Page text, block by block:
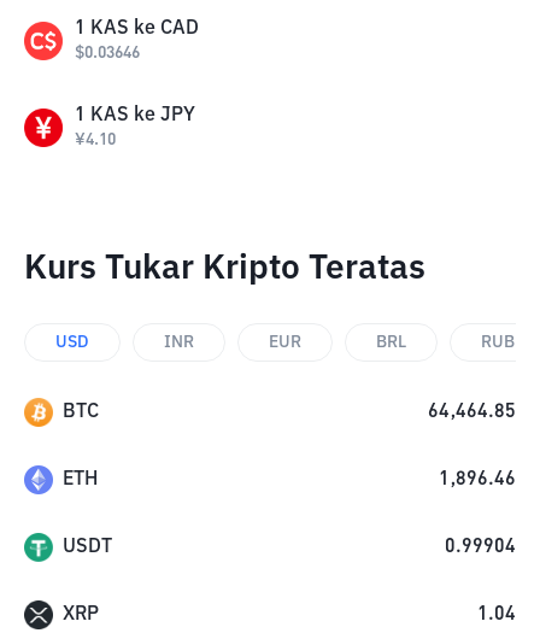
1 KAS ke CAD
$0.03646
1 KAS ke JPY
¥4.10
Kurs Tukar Kripto Teratas
USD INR EUR BRL RUB
BTC 64,464.85
ETH 1,896.46
USDT 0.99904
XRP 1.04